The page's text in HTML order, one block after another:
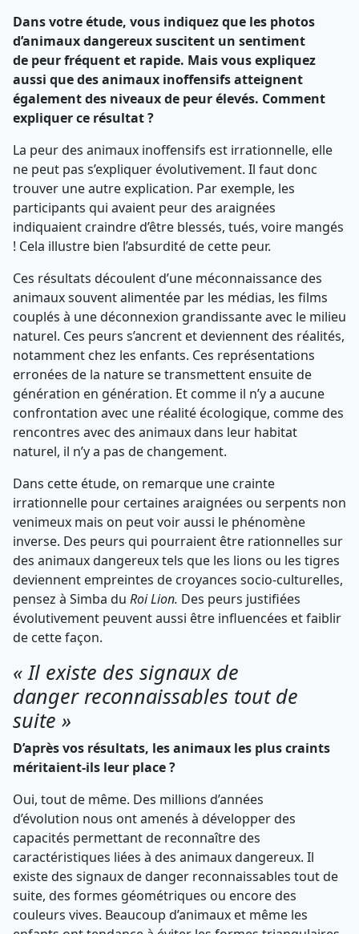
Dans votre étude, vous indiquez que les photos
d’animaux dangereux suscitent un sentiment
de peur fréquent et rapide. Mais vous expliquez
aussi que des animaux inoffensifs atteignent
également des niveaux de peur élevés. Comment
expliquer ce résultat ?
La peur des animaux inoffensifs est irrationnelle, elle
ne peut pas s’expliquer évolutivement. Il faut donc
trouver une autre explication. Par exemple, les
participants qui avaient peur des araignées
indiquaient craindre d’être blessés, tués, voire mangés
! Cela illustre bien l’absurdité de cette peur.
Ces résultats découlent d’une méconnaissance des
animaux souvent alimentée par les médias, les films
couplés à une déconnexion grandissante avec le milieu
naturel. Ces peurs s’ancrent et deviennent des réalités,
notamment chez les enfants. Ces représentations
erronées de la nature se transmettent ensuite de
génération en génération. Et comme il n’y a aucune
confrontation avec une réalité écologique, comme des
rencontres avec des animaux dans leur habitat
naturel, il n’y a pas de changement.
Dans cette étude, on remarque une crainte
irrationnelle pour certaines araignées ou serpents non
venimeux mais on peut voir aussi le phénomène
inverse. Des peurs qui pourraient être rationnelles sur
des animaux dangereux tels que les lions ou les tigres
deviennent empreintes de croyances socio-culturelles,
pensez à Simba du Roi Lion. Des peurs justifiées
évolutivement peuvent aussi être influencées et faiblir
de cette façon.
« Il existe des signaux de
danger reconnaissables tout de
suite »
D’après vos résultats, les animaux les plus craints
méritaient-ils leur place ?
Oui, tout de même. Des millions d’années
d’évolution nous ont amenés à développer des
capacités permettant de reconnaître des
caractéristiques liées à des animaux dangereux. Il
existe des signaux de danger reconnaissables tout de
suite, des formes géométriques ou encore des
couleurs vives. Beaucoup d’animaux et même les